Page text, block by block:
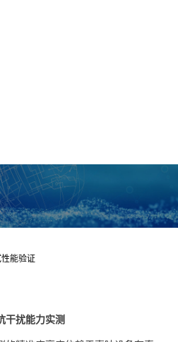
能验证
干扰能力实测